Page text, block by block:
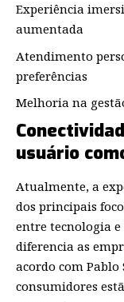
Experiência
aumentada
Atendimento
preferências
Melhoria na
usuário
Atualmente, a
dos principais
entre tecnologia
diferencia as
acordo com
consumidores